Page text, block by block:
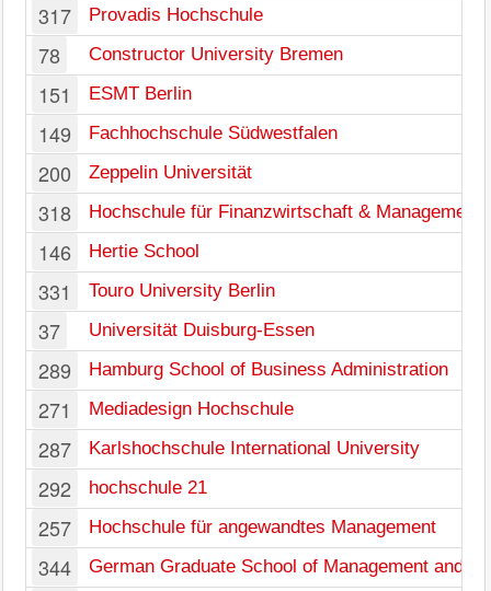
317 Provadis Hochschule
78 Constructor University Bremen
151 ESMT Berlin
149 Fachhochschule Südwestfalen
200 Zeppelin Universität
318 Hochschule für Finanzwirtschaft & Management
146 Hertie School
331 Touro University Berlin
37 Universität Duisburg-Essen
289 Hamburg School of Business Administration
271 Mediadesign Hochschule
287 Karlshochschule International University
292 hochschule 21
257 Hochschule für angewandtes Management
344 German Graduate School of Management and